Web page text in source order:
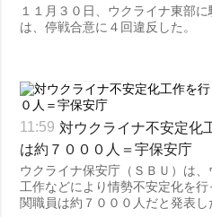
１１月３０日、ウクライナ東部
は、停戦合意に４回違反した。
11:59 対ウクライナ不安定化
は約７０００人＝宇保安庁
ウクライナ保安庁（ＳＢＵ）は
工作などにより情勢不安定化を
関職員は約７０００人だと発表し